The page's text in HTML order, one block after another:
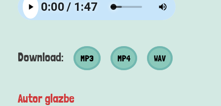
Download: MP3 datoteka
MP3 MP4 datoteka
MP4 Wav datoteka
WAV
Autor glazbe